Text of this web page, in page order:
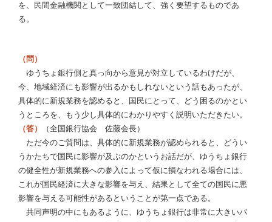
を、民間金融機関として一致団結して、強く要望するものであ
る。
（問）
ゆうちょ銀行側と真っ向から意見が対立しているわけだが、
今、地域経済にも影響が出るかもしれないという話もあったが、
具体的に新規業務を認めると、国民にとって、どう困るのかとい
うところを、もう少し具体的にわかりやすく説明いただきたい。
（答）
（全国銀行協会 佐藤会長）
ただ今のご質問は、具体的に新規業務が認められると、どうい
うかたちで国民に影響が及ぶのかというお話だが、ゆうちょ銀行
の健全性が新規業務への参入によって仮に損なわれる場合には、
これが国民経済に大きな影響を与え、結果として全ての国民に悪
影響を与える可能性があるということが第一点である。
共同声明の中にもあるように、ゆうちょ銀行は非常に大きいバ